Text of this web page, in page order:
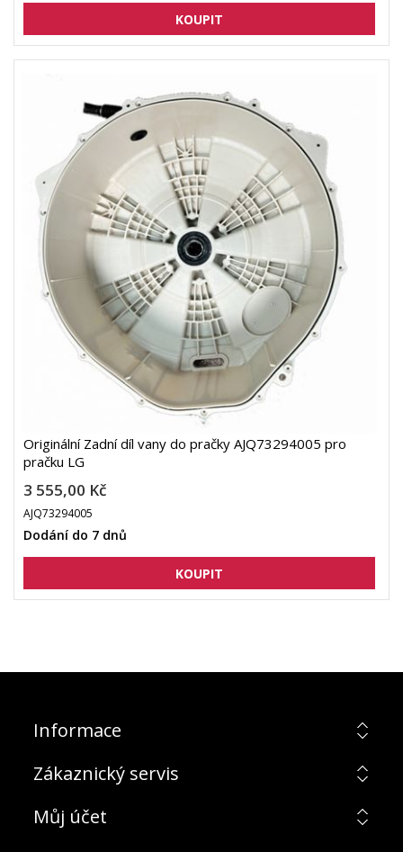
Originální Zadní díl vany do pračky AJQ73294005 pro
pračku LG
3 555,00 Kč
AJQ73294005
Dodání do 7 dnů
Informace
Zákaznický servis
Můj účet